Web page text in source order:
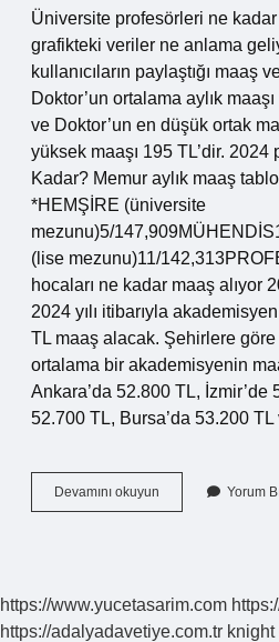
Üniversite profesörleri ne kadar
grafikteki veriler ne anlama
kullanıcıların paylaştığı maaş
Doktor’un ortalama aylık
ve Doktor’un en düşük ortak
yüksek maaşı 195 TL’dir. 2024
Kadar? Memur aylık maaş
*HEMŞİRE (üniversite
mezunu)5/
(lise mezunu)11/
hocaları ne kadar maaş alıyor
2024 yılı itibarıyla
TL maaş alacak. Şehirlere göre
ortalama bir akademisyenin
Ankara’da 52.800 TL, İzmir’de
52.700 TL, Bursa’da 53.200
Devamını okuyun Üniversitede
Proflar
Yorum
https://www.yucetasarim.com
https://adalyadavetiye.com.tr